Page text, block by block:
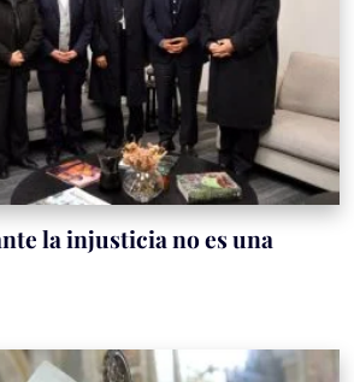
la injusticia no es una